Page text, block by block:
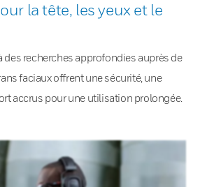
la tête, les yeux et le
des recherches approfondies auprès de
faciaux offrent une sécurité, une
accrus pour une utilisation prolongée.